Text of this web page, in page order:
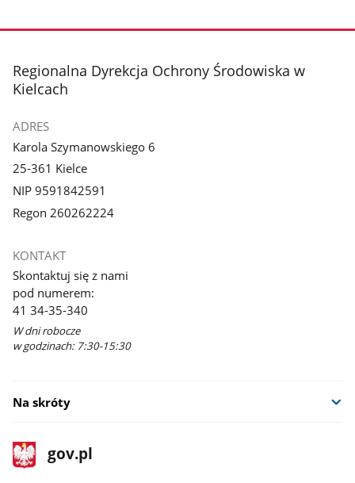
stopka
Regionalna Dyrekcja Ochrony Środowiska w
Kielcach
ADRES
Karola Szymanowskiego 6
25-361 Kielce
NIP 9591842591
Regon 260262224
KONTAKT
Skontaktuj się z nami
pod numerem:
41 34-35-340
W dni robocze
w godzinach: 7:30-15:30
Na skróty
stopka
gov.pl
Strona
gov.pl